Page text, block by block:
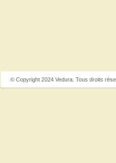
© Copyright 2024 Vedura. Tous droits